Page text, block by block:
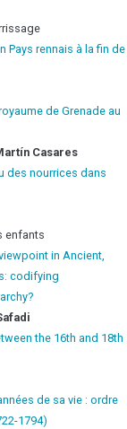
Pays rennais à la fin de
de Grenade au
Casares
des nourrices dans
enfants
in Ancient,
codifying
the 16th and 18th
de sa vie : ordre
1794)